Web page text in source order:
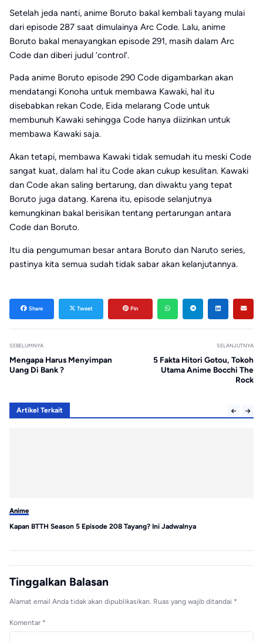
Setelah jeda nanti, anime Boruto bakal kembali tayang mulai
dari episode 287 saat dimulainya Arc Code. Lalu, anime
Boruto bakal menayangkan episode 291, masih dalam Arc
Code dan diberi judul ‘control’.
Pada anime Boruto episode 290 Code digambarkan akan
mendatangi Konoha untuk membawa Kawaki, hal itu
disebabkan rekan Code, Eida melarang Code untuk
membunuh Kawaki sehingga Code hanya diizinkan untuk
membawa Kawaki saja.
Akan tetapi, membawa Kawaki tidak semudah itu meski Code
sangat kuat, dalam hal itu Code akan cukup kesulitan. Kawaki
dan Code akan saling bertarung, dan diwaktu yang tepat
Boruto juga datang. Karena itu, episode selanjutnya
kemungkinan bakal berisikan tentang pertarungan antara
Code dan Boruto.
Itu dia pengumuman besar antara Boruto dan Naruto series,
pastinya kita semua sudah tidak sabar akan kelanjutannya.
Share Tweet Pin
SEBELUMNYA
Mengapa Harus Menyimpan
Uang Di Bank ?
SELANJUTNYA
5 Fakta Hitori Gotou, Tokoh
Utama Anime Bocchi The
Rock
Artikel Terkait
Anime
Kapan BTTH Season 5 Episode 208 Tayang? Ini Jadwalnya
Tinggalkan Balasan
Alamat email Anda tidak akan dipublikasikan. Ruas yang wajib ditandai *
Komentar *